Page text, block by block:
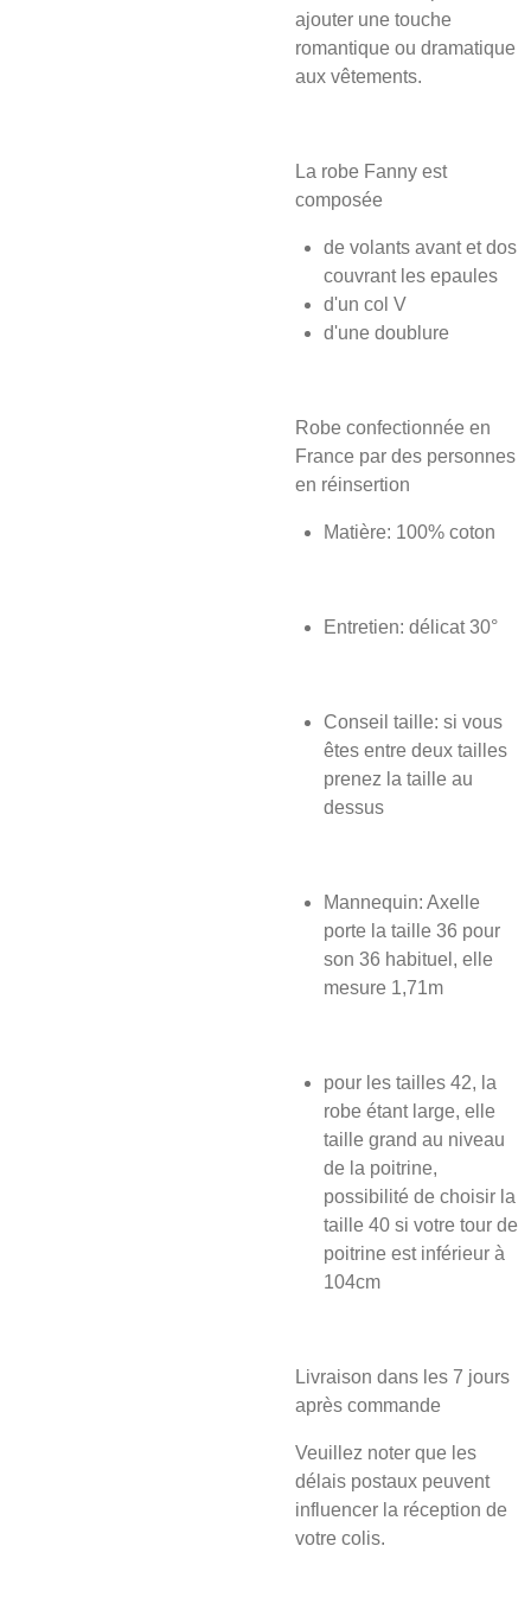
ajouter une touche
romantique ou dramatique
aux vêtements.
La robe Fanny est
composée
de volants avant et dos
couvrant les epaules
d'un col V
d'une doublure
Robe confectionnée en
France par des personnes
en réinsertion
Matière: 100% coton
Entretien: délicat 30°
Conseil taille: si vous
êtes entre deux tailles
prenez la taille au
dessus
Mannequin: Axelle
porte la taille 36 pour
son 36 habituel, elle
mesure 1,71m
pour les tailles 42, la
robe étant large, elle
taille grand au niveau
de la poitrine,
possibilité de choisir la
taille 40 si votre tour de
poitrine est inférieur à
104cm
Livraison dans les 7 jours
après commande
Veuillez noter que les
délais postaux peuvent
influencer la réception de
votre colis.